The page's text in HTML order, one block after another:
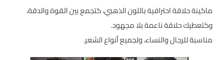
ماكينة حلاقة احترافية باللون الذهبي، كتجمع بين القوة والدقة،
وكتعطيك حلاقة ناعمة بلا مجهود.
مناسبة للرجال والنساء، ولجميع أنواع الشعر.